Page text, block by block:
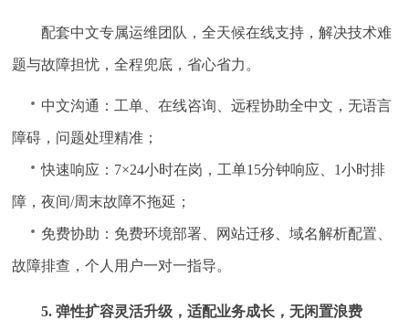
配套中文专属运维团队，全天候在线支持，解决技术难
题与故障担忧，全程兜底，省心省力。
中文沟通：工单、在线咨询、远程协助全中文，无语言
障碍，问题处理精准；
快速响应：7×24小时在岗，工单15分钟响应、1小时排
障，夜间/周末故障不拖延；
免费协助：免费环境部署、网站迁移、域名解析配置、
故障排查，个人用户一对一指导。
5. 弹性扩容灵活升级，适配业务成长，无闲置浪费